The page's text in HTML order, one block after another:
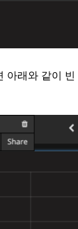
아래와 같이